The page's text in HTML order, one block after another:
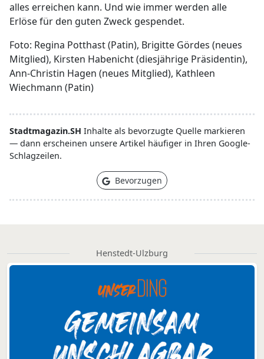
alles erreichen kann. Und wie immer werden alle
Erlöse für den guten Zweck gespendet.
Foto: Regina Potthast (Patin), Brigitte Gördes (neues
Mitglied), Kirsten Habenicht (diesjährige Präsidentin),
Ann-Christin Hagen (neues Mitglied), Kathleen
Wiechmann (Patin)
Stadtmagazin.SH Inhalte als bevorzugte Quelle markieren
— dann erscheinen unsere Artikel häufiger in Ihren Google-
Schlagzeilen.
Bevorzugen
Henstedt-Ulzburg